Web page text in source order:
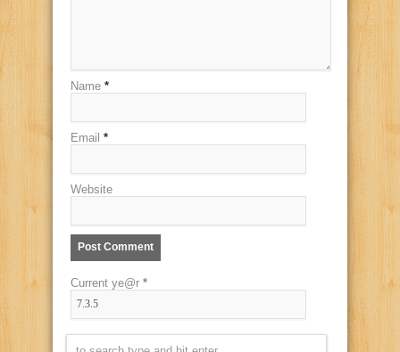
Name *
Email *
Website
Current ye@r *